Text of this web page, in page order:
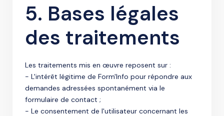
5. Bases légales
des traitements
Les traitements mis en œuvre reposent sur :
- L'intérêt légitime de Form'Info pour répondre aux
demandes adressées spontanément via le
formulaire de contact ;
- Le consentement de l'utilisateur concernant les